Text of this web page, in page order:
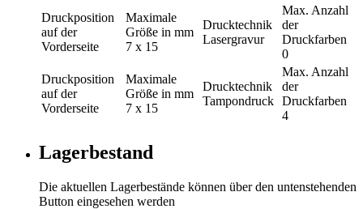
Druckposition
auf der
Vorderseite
Maximale
Größe in mm
7 x 15
Drucktechnik
Lasergravur
Max. Anzahl
der
Druckfarben
0
Druckposition
auf der
Vorderseite
Maximale
Größe in mm
7 x 15
Drucktechnik
Tampondruck
Max. Anzahl
der
Druckfarben
4
Lagerbestand
Die aktuellen Lagerbestände können über den untenstehenden
Button eingesehen werden